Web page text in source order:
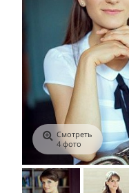
Смотреть
4 фото